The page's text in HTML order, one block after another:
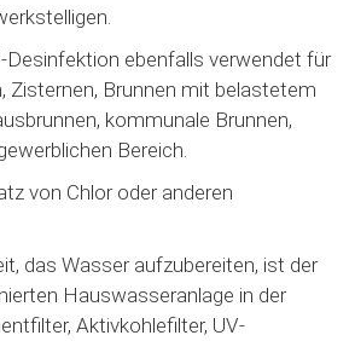
Desinfektion ebenfalls verwendet für
Zisternen, Brunnen mit belastetem
kommunale Brunnen,
Bereich.
von Chlor oder anderen
das Wasser aufzubereiten, ist der
Hauswasseranlage in der
Aktivkohlefilter, UV-